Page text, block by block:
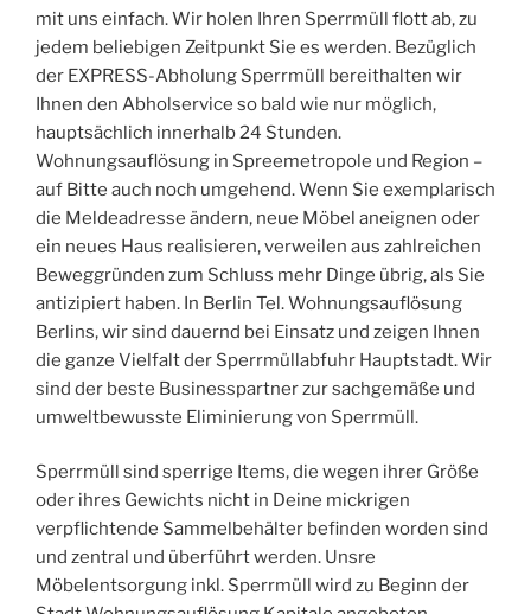
mit uns einfach. Wir holen Ihren Sperrmüll flott ab, zu
jedem beliebigen Zeitpunkt Sie es werden. Bezüglich
der EXPRESS-Abholung Sperrmüll bereithalten wir
Ihnen den Abholservice so bald wie nur möglich,
hauptsächlich innerhalb 24 Stunden.
Wohnungsauflösung in Spreemetropole und Region –
auf Bitte auch noch umgehend. Wenn Sie exemplarisch
die Meldeadresse ändern, neue Möbel aneignen oder
ein neues Haus realisieren, verweilen aus zahlreichen
Beweggründen zum Schluss mehr Dinge übrig, als Sie
antizipiert haben. In Berlin Tel. Wohnungsauflösung
Berlins, wir sind dauernd bei Einsatz und zeigen Ihnen
die ganze Vielfalt der Sperrmüllabfuhr Hauptstadt. Wir
sind der beste Businesspartner zur sachgemäße und
umweltbewusste Eliminierung von Sperrmüll.
Sperrmüll sind sperrige Items, die wegen ihrer Größe
oder ihres Gewichts nicht in Deine mickrigen
verpflichtende Sammelbehälter befinden worden sind
und zentral und überführt werden. Unsre
Möbelentsorgung inkl. Sperrmüll wird zu Beginn der